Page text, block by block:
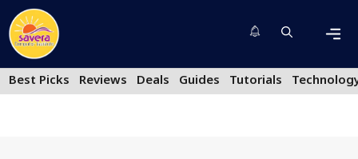
Skip
to
content
Best Picks
Reviews Deals Guides Tutorials